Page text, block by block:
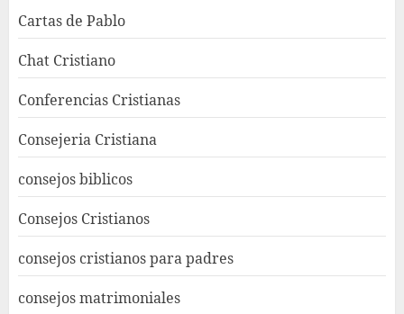
Cartas de Pablo
Chat Cristiano
Conferencias Cristianas
Consejeria Cristiana
consejos biblicos
Consejos Cristianos
consejos cristianos para padres
consejos matrimoniales